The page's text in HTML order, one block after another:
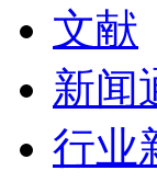
文献
新闻
行业